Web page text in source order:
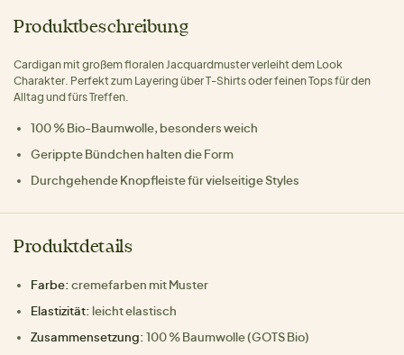
Produktbeschreibung
Cardigan mit großem floralen Jacquardmuster verleiht dem Look
Charakter. Perfekt zum Layering über T-Shirts oder feinen Tops für den
Alltag und fürs Treffen.
100 % Bio-Baumwolle, besonders weich
Gerippte Bündchen halten die Form
Durchgehende Knopfleiste für vielseitige Styles
Produktdetails
Farbe: cremefarben mit Muster
Elastizität: leicht elastisch
Zusammensetzung: 100 % Baumwolle (GOTS Bio)